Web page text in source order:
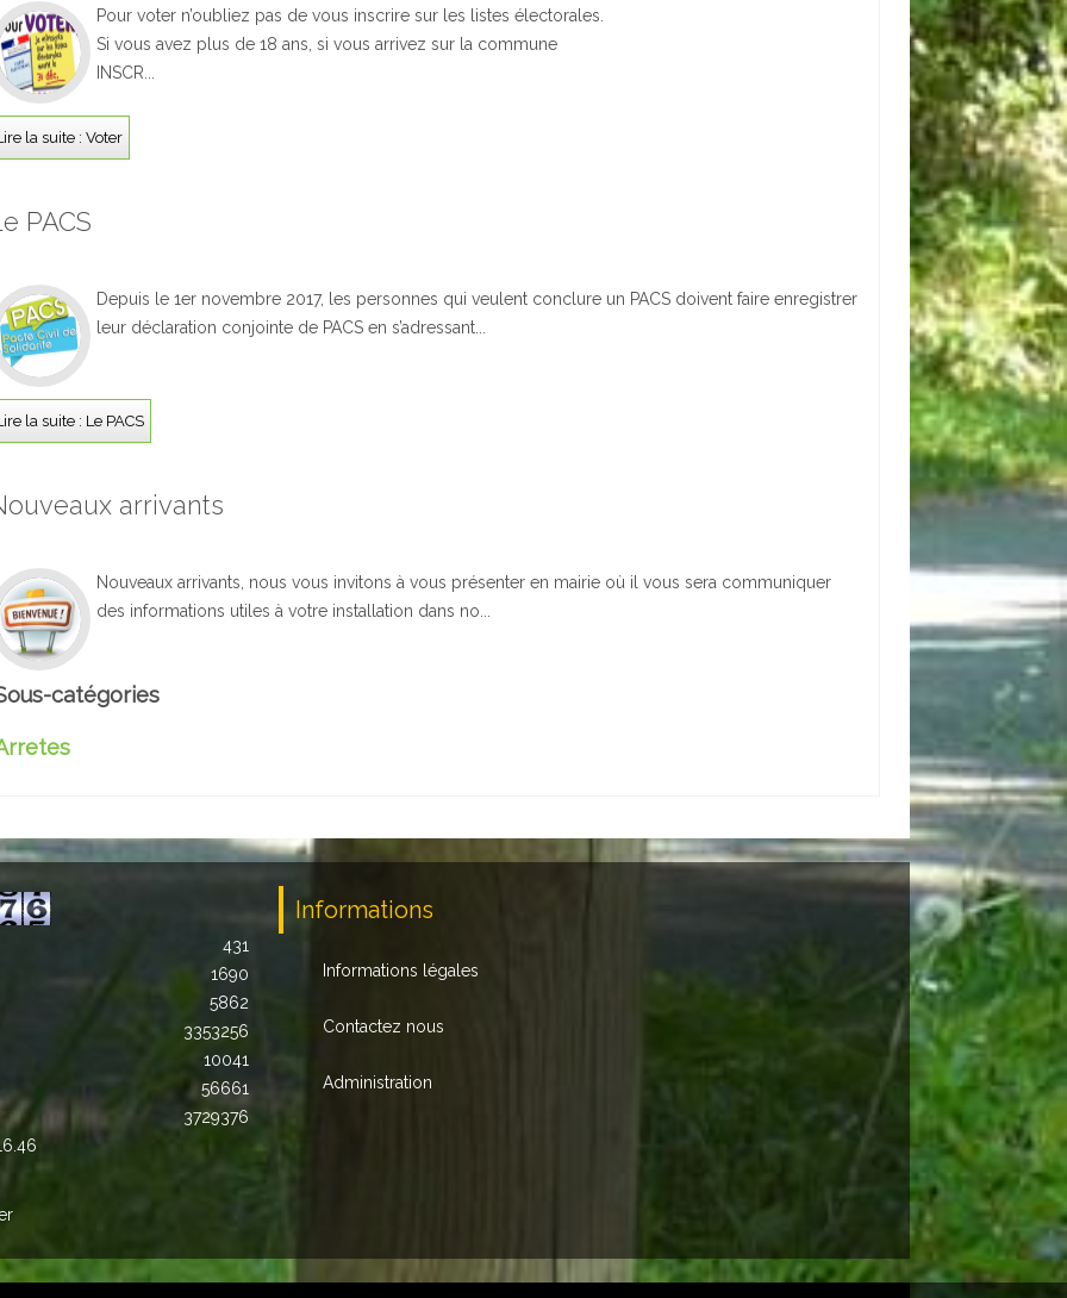
Pour voter n’oubliez pas de vous inscrire sur les listes électorales.
Si vous avez plus de 18 ans, si vous arrivez sur la commune
INSCR...
la suite : Voter
PACS
Depuis le 1er novembre 2017, les personnes qui veulent conclure un PACS doivent faire enregistrer
leur déclaration conjointe de PACS en s’adressant...
la suite : Le PACS
arrivants
Nouveaux arrivants, nous vous invitons à vous présenter en mairie où il vous sera communiquer
des informations utiles à votre installation dans no...
catégories
431
1690
5862
3353256
10041
56661
3729376
Informations
Informations légales
Contactez nous
Administration